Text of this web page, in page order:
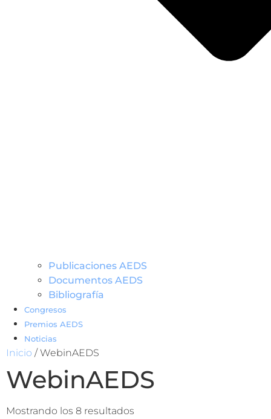
Publicaciones AEDS
Documentos AEDS
Bibliografía
Congresos
Premios AEDS
Noticias
Inicio / WebinAEDS
WebinAEDS
Mostrando los 8 resultados